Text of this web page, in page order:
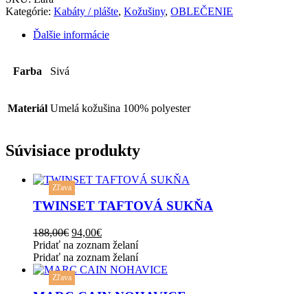
Kategórie: Kabáty / plášte, Kožušiny, OBLEČENIE
Ďalšie informácie
Farba Sivá
Materiál Umelá kožušina 100% polyester
Súvisiace produkty
This
product
has
variants.
The
options
may
be
chosen
TWINSET TAFTOVÁ SUKŇA
188,00€ Original
price
was:
188,00€.
94,00€Current
price
is:
94,00€.
Zľava
Pridať na zoznam želaní
Pridať na zoznam želaní
This
product
Zľava